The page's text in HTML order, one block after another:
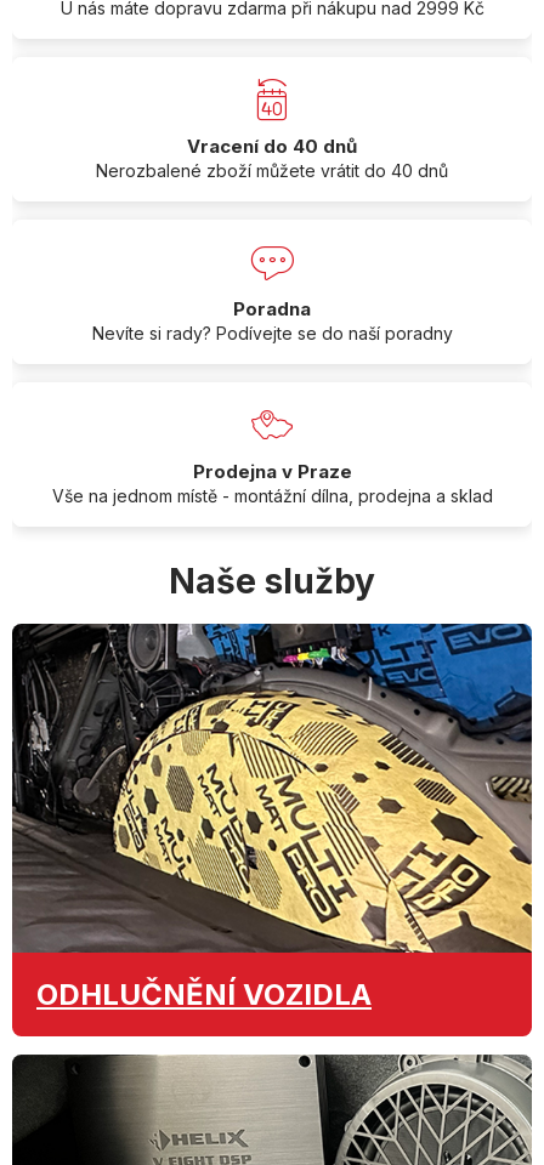
U nás máte dopravu zdarma při nákupu nad 2999 Kč
Vracení do 40 dnů
Nerozbalené zboží můžete vrátit do 40 dnů
Poradna
Nevíte si rady? Podívejte se do naší poradny
Prodejna v Praze
Vše na jednom místě - montážní dílna, prodejna a sklad
Naše služby
ODHLUČNĚNÍ VOZIDLA